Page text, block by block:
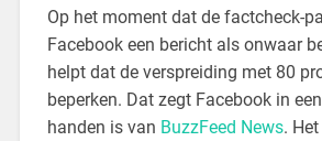
Op het moment dat de factcheck-
Facebook een bericht als onwaar
helpt dat de verspreiding met 80
beperken. Dat zegt Facebook in
handen is van BuzzFeed News.